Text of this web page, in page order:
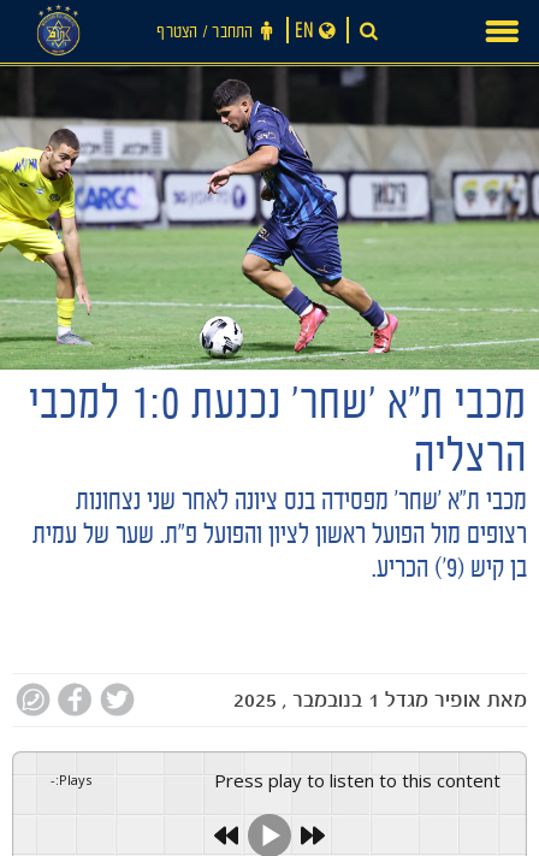
חדשות
content
התחבר ‪/‬ הצטרף EN
מכבי ת״א ׳שחר׳ נכנעת 1:0 למכבי
הרצליה
מכבי ת״א ׳שחר׳ מפסידה בנס ציונה לאחר שני נצחונות
רצופים מול הפועל ראשון לציון והפועל פ״ת. שער של עמית
בן קיש (9׳) הכריע.
מאת אופיר מגדל 1 בנובמבר , 2025
Press play to listen to this content
Plays
:
-